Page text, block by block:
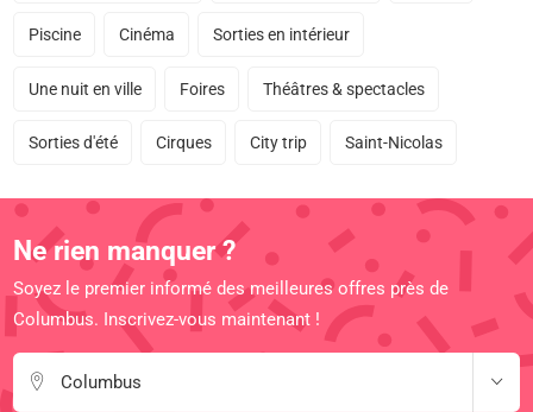
Piscine Cinéma Sorties en intérieur
Une nuit en ville Foires Théâtres & spectacles
Sorties d'été Cirques City trip Saint-Nicolas
Ne rien manquer ?
Soyez le premier informé des meilleures offres près de
Columbus. Inscrivez-vous maintenant !
Columbus